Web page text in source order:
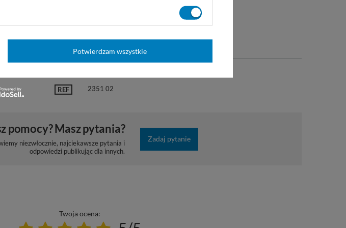
REF 2351 02
pomocy? Masz pytania?
niezwłocznie, najciekawsze pytania i
odpowiedzi publikując dla innych.
Zadaj pytanie
Twoja ocena:
Potwierdzam wszystkie